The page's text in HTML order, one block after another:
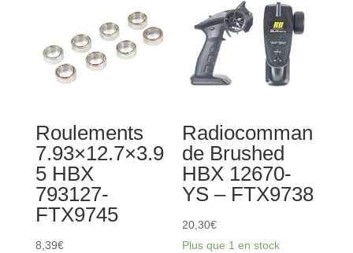
M16011-
FTX9710
Roulements
7.93×12.7×3.9
5 HBX
793127-
FTX9745
8,39€
Radiocomman
de Brushed
HBX 12670-
YS – FTX9738
20,30€
Plus que 1 en stock